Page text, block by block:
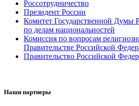
Россотрудничество
Президент России
Комитет Государственной Думы
по делам национальностей
Комиссия по вопросам
Правительстве Российской
Правительство Российской
Наши партнеры